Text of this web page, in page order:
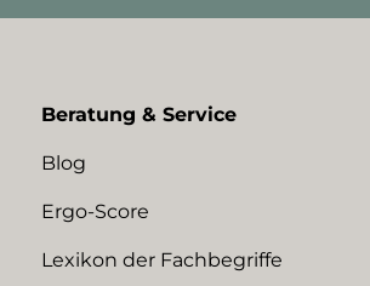
Beratung & Service
Blog
Ergo-Score
Lexikon der Fachbegriffe